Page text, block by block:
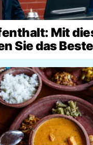
Mit
Sie das